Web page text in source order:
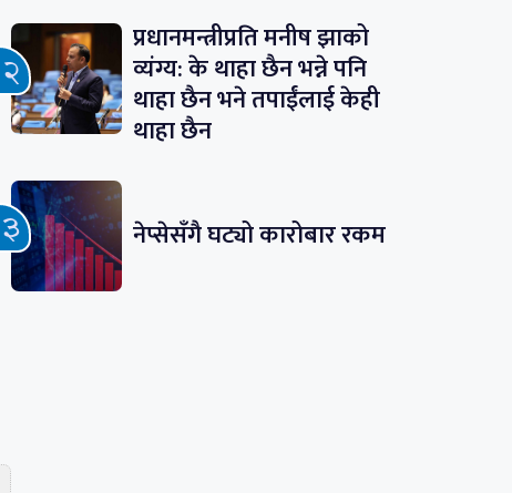
प्रधानमन्त्रीप्रति मनीष झाको
व्यंग्य: के थाहा छैन भन्ने पनि
थाहा छैन भने तपाईंलाई केही
थाहा छैन
नेप्सेसँगै घट्यो कारोबार रकम